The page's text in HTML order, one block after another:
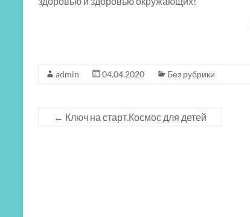
admin 04.04.2020 Без рубрики
← Ключ на старт.Космос для детей